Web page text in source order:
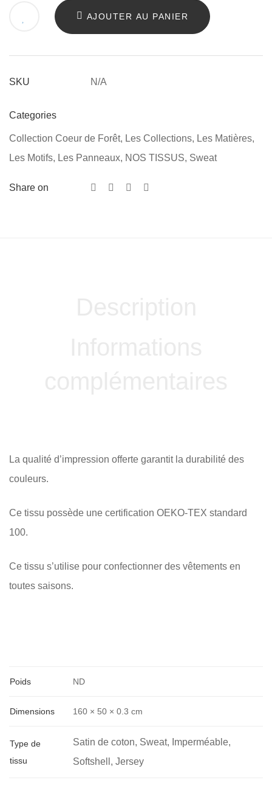
AJOUTER AU PANIER
SKU N/A
Categories
Collection Coeur de Forêt, Les Collections, Les Matières,
Les Motifs, Les Panneaux, NOS TISSUS, Sweat
Share on
La qualité d’impression offerte garantit la durabilité des
couleurs.
Ce tissu possède une certification OEKO-TEX standard
100.
Ce tissu s’utilise pour confectionner des vêtements en
toutes saisons.
Poids ND
Dimensions 160 × 50 × 0.3 cm
Type de
tissu
Satin de coton, Sweat, Imperméable,
Softshell, Jersey